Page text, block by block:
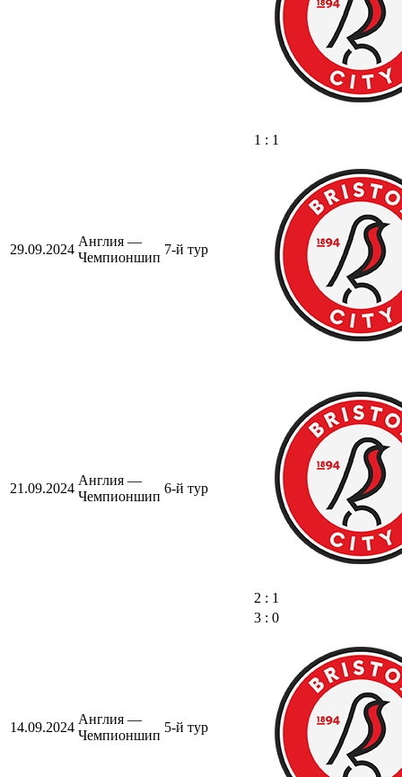
29.09.2024
Англия —
Чемпионшип
7-й тур
1 : 1
21.09.2024
Англия —
Чемпионшип
6-й тур
2 : 1
14.09.2024
Англия —
Чемпионшип
5-й тур
3 : 0